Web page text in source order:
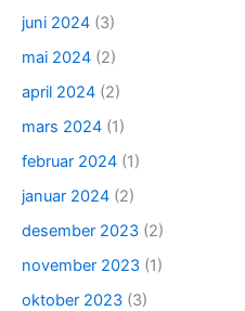
juni 2024 (3)
mai 2024 (2)
april 2024 (2)
mars 2024 (1)
februar 2024 (1)
januar 2024 (2)
desember 2023 (2)
november 2023 (1)
oktober 2023 (3)